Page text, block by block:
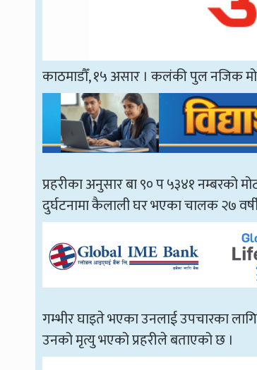
काठमाडौँ, १५ असार । कलंकी पुल नजिक
प्रहरीका अनुसार बा ९० प ५३४१ नम्बरको
दुर्घटनामा कैलाली घर भएका चालक २७
गम्भीर घाइते भएका उनलाई उपचारका लागि
उनको मृत्यु भएको प्रहरीले बताएको छ ।